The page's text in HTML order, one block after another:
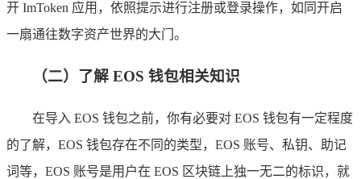
开 ImToken 应用，依照提示进行注册或登录操作，如同开启
一扇通往数字资产世界的大门。
（二）了解 EOS 钱包相关知识
在导入 EOS 钱包之前，你有必要对 EOS 钱包有一定程度
的了解，EOS 钱包存在不同的类型，EOS 账号、私钥、助记
词等，EOS 账号是用户在 EOS 区块链上独一无二的标识，就